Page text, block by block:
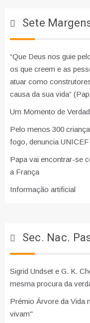
Sete
“Que Deus nos guie
os que creem e as
atuar como
causa da sua vida”
Um Momento de
Pelo menos 300
fogo, denuncia UNICEF
Papa vai encontrar-se
a França
Informação artificial
Sec. Nac.
Sigrid Undset e G. K.
mesma procura da
Prémio Árvore da Vida
vivam"